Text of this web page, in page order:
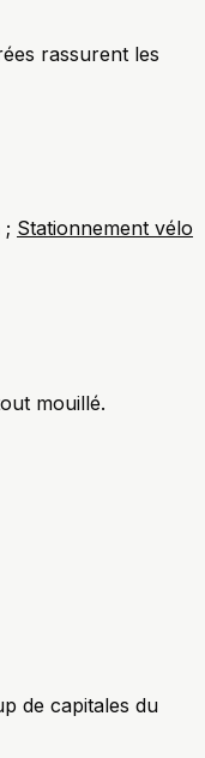
rassurent les
; Stationnement vélo
mouillé.
de capitales du